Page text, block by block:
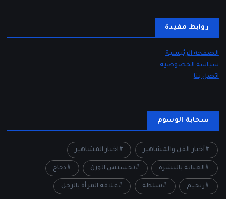
روابط مفيدة
الصفحة الرئيسية
سياسة الخصوصية
اتصل بنا
سحابة الوسوم
أخبار الفن والمشاهير اخبار المشاهير
العناية بالبشرة تخسيس الوزن دجاج
ريجيم سلطة علاقة المرأة بالرجل